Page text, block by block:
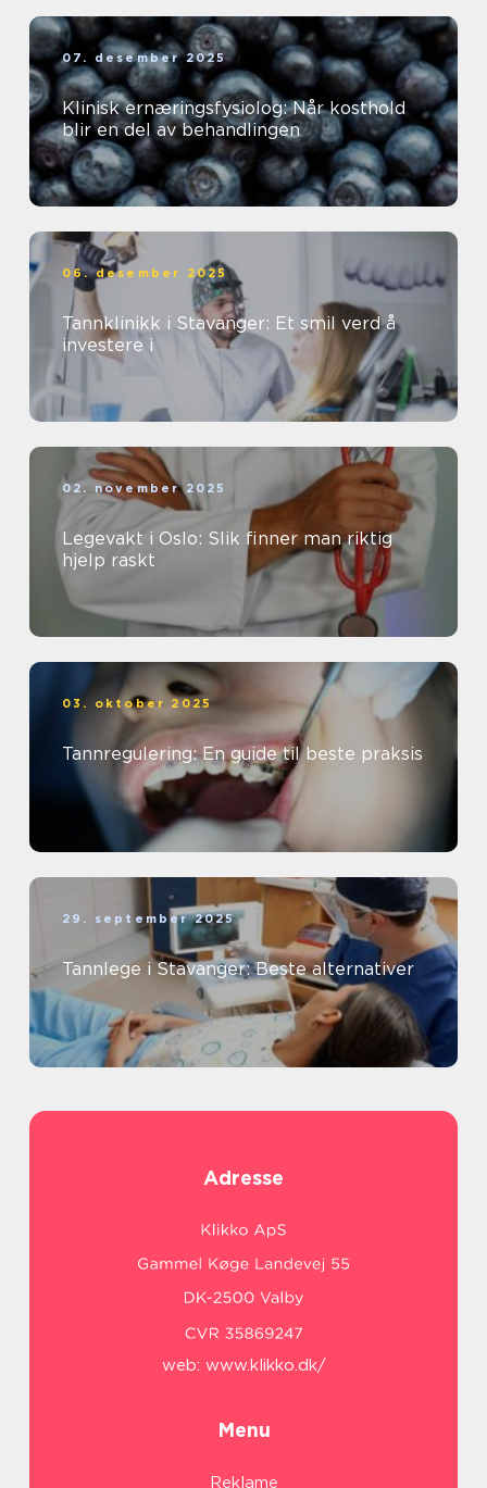
07. desember 2025
Klinisk ernæringsfysiolog: Når kosthold
blir en del av behandlingen
06. desember 2025
Tannklinikk i Stavanger: Et smil verd å
investere i
02. november 2025
Legevakt i Oslo: Slik finner man riktig
hjelp raskt
03. oktober 2025
Tannregulering: En guide til beste praksis
29. september 2025
Tannlege i Stavanger: Beste alternativer
Adresse
web: www.klikko.dk/
Menu
Reklame